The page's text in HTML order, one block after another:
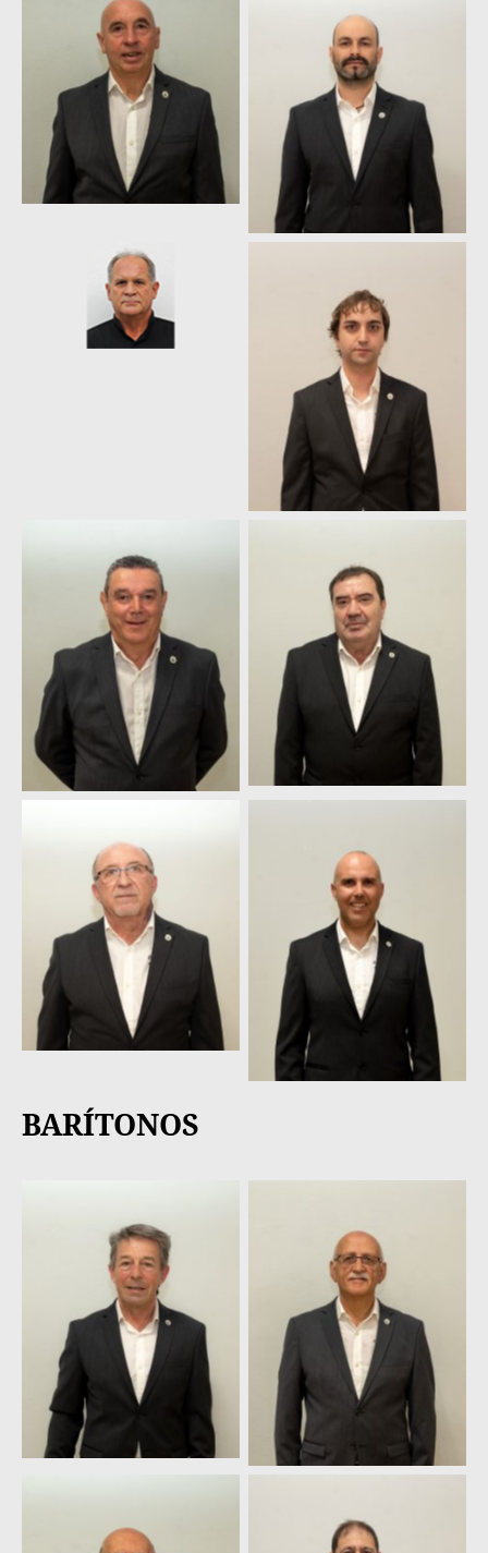
Fco. José Castro
Manso
Fco. Javier Álvarez
Álvarez
Antolín Diaz Árias
David Fernández
Fernández
Suso Vijande
Quintana
José Francisco López
Benigno Méndez
Méndez
Victor Sierra
Acevedo
BARÍTONOS
Manuel Fernández
Villanueva
José Fernández
Garaot